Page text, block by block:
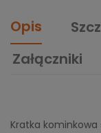
Opis
Załączniki
Kratka